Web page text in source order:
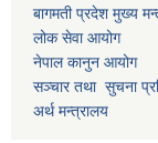
बागमती प्रदेश मुख्य
लोक सेवा आयोग
नेपाल कानुन आयोग
सञ्चार तथा सुचना
अर्थ मन्त्रालय